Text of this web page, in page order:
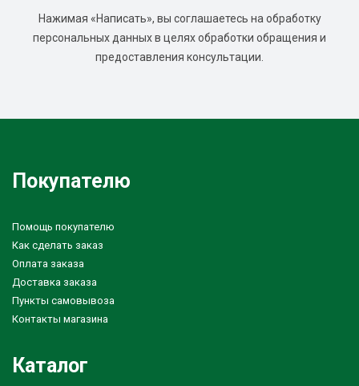
Нажимая «Написать», вы соглашаетесь на обработку
персональных данных в целях обработки обращения и
предоставления консультации.
Покупателю
Помощь покупателю
Как сделать заказ
Оплата заказа
Доставка заказа
Пункты самовывоза
Контакты магазина
Каталог